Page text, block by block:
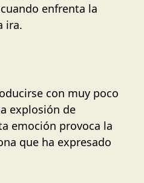
enfrenta la
ira.
con muy poco
explosión de
emoción provoca la
que ha expresado